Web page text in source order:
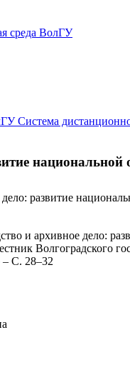
среда ВолГУ
Система
развитие
и архивное дело:
Волгоградского
– С. 28–32